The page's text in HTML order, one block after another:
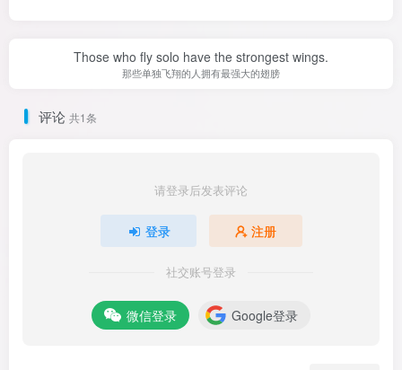
Those who fly solo have the strongest wings.
那些单独飞翔的人拥有最强大的翅膀
评论 共1条
请登录后发表评论
登录 注册
社交账号登录
微信登录 Google登录